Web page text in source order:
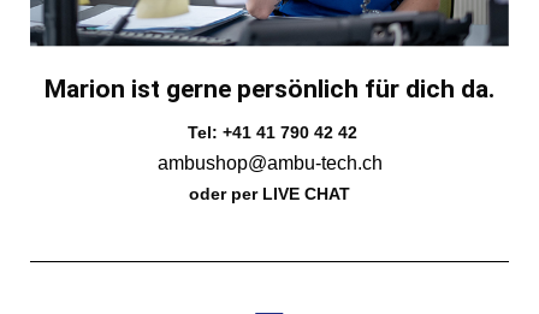
Marion ist gerne persönlich für dich da.
Tel: +41 41 790 42 42
ambushop@ambu-tech.ch
oder per LIVE CHAT